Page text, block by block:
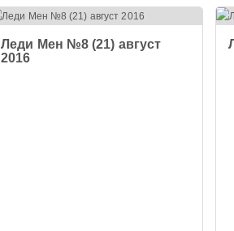
Леди Мен №8 (21) август
2016